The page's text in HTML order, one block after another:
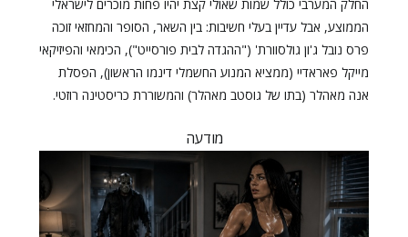
החלק המערבי כולל שמות שאולי קצת יהיו פחות מוכרים לישראלי
הממוצע, אבל עדיין בעלי חשיבות: בין השאר, הסופר והמחזאי זוכה
פרס נובל ג'ון גולסוורת' ("ההגדה לבית פורסייט"), הכימאי והפיזיקאי
מייקל פאראדיי (ממציא המנוע החשמלי דינמו הראשון), הפסלת
אנה מאהלר (בתו של גוסטב מאהלר) והמשוררת כריסטינה רוזטי.
מודעה